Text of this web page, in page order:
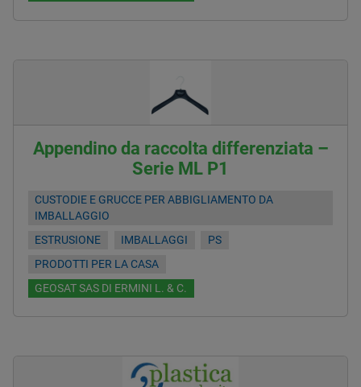
Appendino da raccolta differenziata –
Serie ML P1
CUSTODIE E GRUCCE PER ABBIGLIAMENTO DA
IMBALLAGGIO
ESTRUSIONE
IMBALLAGGI
PS
PRODOTTI PER LA CASA
GEOSAT SAS DI ERMINI L. & C.